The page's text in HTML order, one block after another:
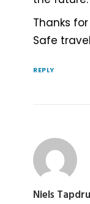
Thanks
Safe
REPLY
Niels